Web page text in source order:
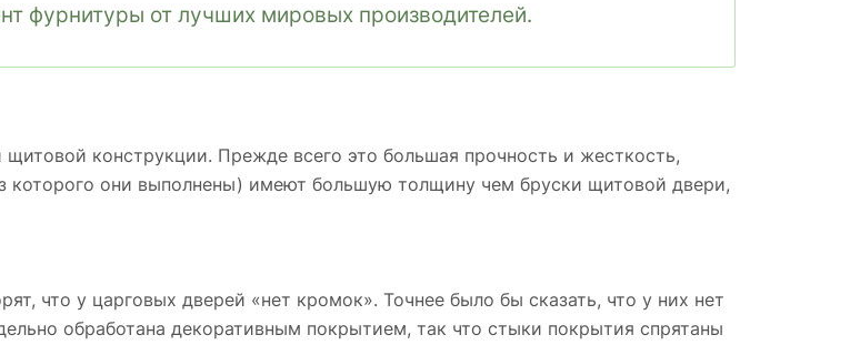
фурнитуры от лучших мировых производителей.
конструкции. Прежде всего это большая прочность и жесткость,
которого они выполнены) имеют большую толщину чем бруски щитовой двери,
что у царговых дверей «нет кромок». Точнее было бы сказать, что у них нет
обработана декоративным покрытием, так что стыки покрытия спрятаны